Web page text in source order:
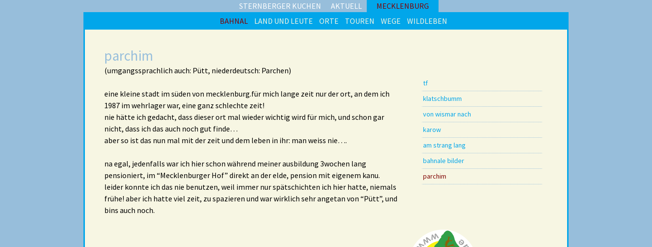
STERNBERGER KUCHEN AKTUELL
MECKLENBURG
BAHNAL
LAND UND LEUTE ORTE TOUREN WEGE WILDLEBEN
parchim
(umgangssprachlich auch: Pütt, niederdeutsch: Parchen)
eine kleine stadt im süden von mecklenburg.für mich lange zeit nur der ort, an dem ich
1987 im wehrlager war, eine ganz schlechte zeit!
nie hätte ich gedacht, dass dieser ort mal wieder wichtig wird für mich, und schon gar
nicht, dass ich das auch noch gut finde…
aber so ist das nun mal mit der zeit und dem leben in ihr: man weiss nie….
na egal, jedenfalls war ich hier schon während meiner ausbildung 3wochen lang
pensioniert, im “Mecklenburger Hof” direkt an der elde, pension mit eigenem kanu.
leider konnte ich das nie benutzen, weil immer nur spätschichten ich hier hatte, niemals
frühe! aber ich hatte viel zeit, zu spazieren und war wirklich sehr angetan von “Pütt”, und
bins auch noch.
tf
klatschbumm
von wismar nach
karow
am strang lang
bahnale bilder
parchim